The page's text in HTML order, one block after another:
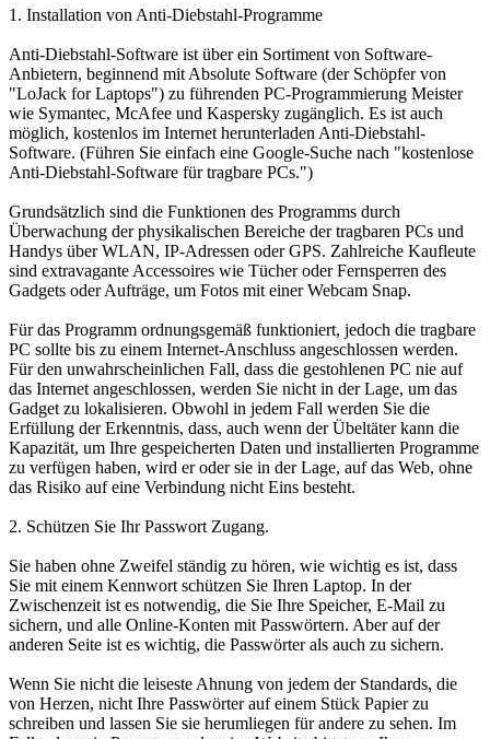
1. Installation von Anti-Diebstahl-Programme
Anti-Diebstahl-Software ist über ein Sortiment von Software-
Anbietern, beginnend mit Absolute Software (der Schöpfer von
"LoJack for Laptops") zu führenden PC-Programmierung Meister
wie Symantec, McAfee und Kaspersky zugänglich. Es ist auch
möglich, kostenlos im Internet herunterladen Anti-Diebstahl-
Software. (Führen Sie einfach eine Google-Suche nach "kostenlose
Anti-Diebstahl-Software für tragbare PCs.")
Grundsätzlich sind die Funktionen des Programms durch
Überwachung der physikalischen Bereiche der tragbaren PCs und
Handys über WLAN, IP-Adressen oder GPS. Zahlreiche Kaufleute
sind extravagante Accessoires wie Tücher oder Fernsperren des
Gadgets oder Aufträge, um Fotos mit einer Webcam Snap.
Für das Programm ordnungsgemäß funktioniert, jedoch die tragbare
PC sollte bis zu einem Internet-Anschluss angeschlossen werden.
Für den unwahrscheinlichen Fall, dass die gestohlenen PC nie auf
das Internet angeschlossen, werden Sie nicht in der Lage, um das
Gadget zu lokalisieren. Obwohl in jedem Fall werden Sie die
Erfüllung der Erkenntnis, dass, auch wenn der Übeltäter kann die
Kapazität, um Ihre gespeicherten Daten und installierten Programme
zu verfügen haben, wird er oder sie in der Lage, auf das Web, ohne
das Risiko auf eine Verbindung nicht Eins besteht.
2. Schützen Sie Ihr Passwort Zugang.
Sie haben ohne Zweifel ständig zu hören, wie wichtig es ist, dass
Sie mit einem Kennwort schützen Sie Ihren Laptop. In der
Zwischenzeit ist es notwendig, die Sie Ihre Speicher, E-Mail zu
sichern, und alle Online-Konten mit Passwörtern. Aber auf der
anderen Seite ist es wichtig, die Passwörter als auch zu sichern.
Wenn Sie nicht die leiseste Ahnung von jedem der Standards, die
von Herzen, nicht Ihre Passwörter auf einem Stück Papier zu
schreiben und lassen Sie sie herumliegen für andere zu sehen. Im